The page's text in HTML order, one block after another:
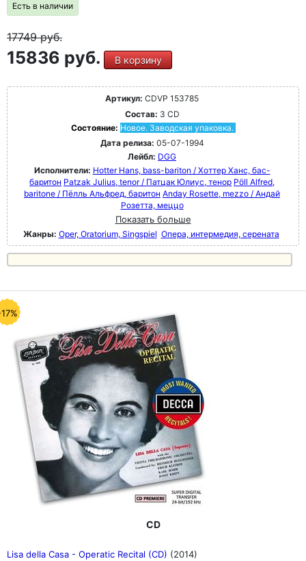
Есть в наличии
17749руб.
15836 руб. В корзину
Артикул: CDVP 153785
Состав: 3 CD
Состояние: Новое. Заводская упаковка.
Дата релиза: 05-07-1994
Лейбл: DGG
Исполнители: Hotter Hans, bass-bariton / Хоттер Ханс, бас-
баритон Patzak Julius, tenor / Патцак Юлиус, тенор Pöll Alfred,
baritone / Пёлль Альфред, баритон Anday Rosette, mezzo / Андай
Розетта, меццо
Показать больше
Жанры: Oper, Oratorium, Singspiel Опера, интермедия, серената
CD
Lisa della Casa - Operatic Recital (CD) (2014)